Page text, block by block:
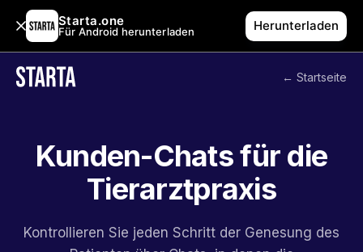
Starta.one
Für Android herunterladen Herunterladen
← Startseite
Kunden-Chats für die
Tierarztpraxis
Kontrollieren Sie jeden Schritt der Genesung des